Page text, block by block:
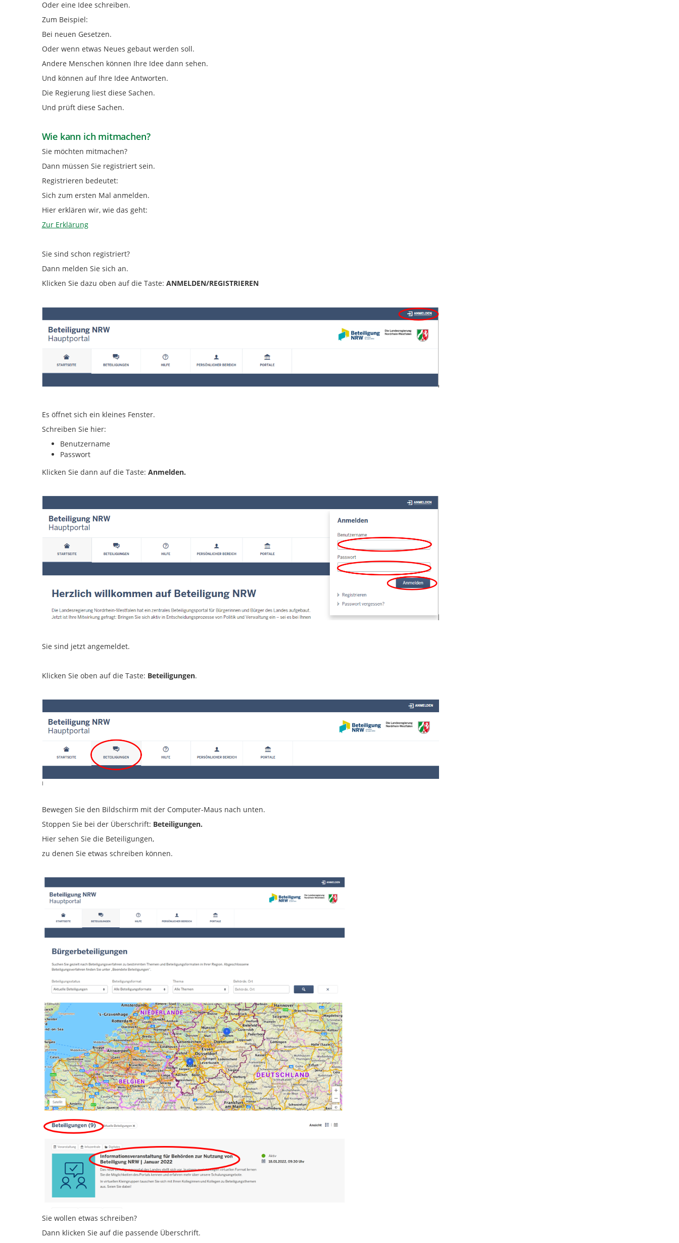
Oder eine Idee schreiben.
Zum Beispiel:
Bei neuen Gesetzen.
Oder wenn etwas Neues gebaut werden soll.
Andere Menschen können Ihre Idee dann sehen.
Und können auf Ihre Idee Antworten.
Die Regierung liest diese Sachen.
Und prüft diese Sachen.
Wie kann ich mitmachen?
Sie möchten mitmachen?
Dann müssen Sie registriert sein.
Registrieren bedeutet:
Sich zum ersten Mal anmelden.
Hier erklären wir, wie das geht:
Zur Erklärung
Sie sind schon registriert?
Dann melden Sie sich an.
Klicken Sie dazu oben auf die Taste: ANMELDEN/REGISTRIEREN
Es öffnet sich ein kleines Fenster.
Schreiben Sie hier:
Benutzername
Passwort
Klicken Sie dann auf die Taste: Anmelden.
Sie sind jetzt angemeldet.
Klicken Sie oben auf die Taste: Beteiligungen.
Bewegen Sie den Bildschirm mit der Computer-Maus nach unten.
Stoppen Sie bei der Überschrift: Beteiligungen.
Hier sehen Sie die Beteiligungen,
zu denen Sie etwas schreiben können.
Sie wollen etwas schreiben?
Dann klicken Sie auf die passende Überschrift.